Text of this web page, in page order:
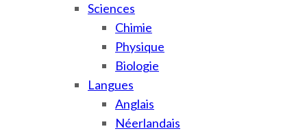
Sciences
Chimie
Physique
Biologie
Langues
Anglais
Néerlandais